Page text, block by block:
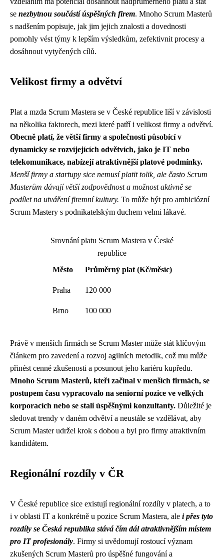
se nezbytnou součástí úspěšných firem. Mnoho Scrum Masterů
s nadšením popisuje, jak jim jejich znalosti a dovednosti
pomohly vést týmy k lepším výsledkům, zefektivnit procesy a
dosáhnout vytyčených cílů.
Velikost firmy a odvětví
Plat a mzda Scrum Mastera se v České republice liší v závislosti
na několika faktorech, mezi které patří i velikost firmy a odvětví.
Obecně platí, že větší firmy a společnosti působící v
dynamicky se rozvíjejících odvětvích, jako je IT nebo
telekomunikace, nabízejí atraktivnější platové podmínky.
Menší firmy a startupy sice nemusí platit tolik, ale často Scrum
Masterům dávají větší zodpovědnost a možnost aktivně se
podílet na utváření firemní kultury. To může být pro ambiciózní
Scrum Mastery s podnikatelským duchem velmi lákavé.
Srovnání platu Scrum Mastera v České
republice
Město
Průměrný plat (Kč/měsíc)
Praha 120 000
Brno 100 000
Právě v menších firmách se Scrum Master může stát klíčovým
článkem pro zavedení a rozvoj agilních metodik, což mu může
přinést cenné zkušenosti a posunout jeho kariéru kupředu.
Mnoho Scrum Masterů, kteří začínal v menších firmách, se
postupem času vypracovalo na seniorní pozice ve velkých
korporacích nebo se stali úspěšnými konzultanty. Důležité je
sledovat trendy v daném odvětví a neustále se vzdělávat, aby
Scrum Master udržel krok s dobou a byl pro firmy atraktivním
kandidátem.
Regionální rozdíly v ČR
V České republice sice existují regionální rozdíly v platech, a to
i v oblasti IT a konkrétně u pozice Scrum Mastera, ale i přes tyto
rozdíly se Česká republika stává čím dál atraktivnějším místem
pro IT profesionály. Firmy si uvědomují rostoucí význam
zkušených Scrum Masterů pro úspěšné fungování a